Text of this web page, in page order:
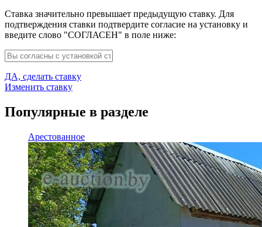
Ставка значительно превышает предыдущую ставку. Для
подтверждения ставки подтвердите согласие на установку и
введите слово "СОГЛАСЕН" в поле ниже:
ДА, сделать ставку
Изменить ставку
Популярные в разделе
Арестованное